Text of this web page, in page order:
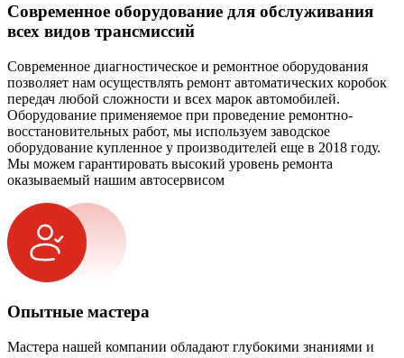
Современное оборудование для обслуживания
всех видов трансмиссий
Современное диагностическое и ремонтное оборудования
позволяет нам осуществлять ремонт автоматических коробок
передач любой сложности и всех марок автомобилей.
Оборудование применяемое при проведение ремонтно-
восстановительных работ, мы используем заводское
оборудование купленное у производителей еще в 2018 году.
Мы можем гарантировать высокий уровень ремонта
оказываемый нашим автосервисом
Опытные мастера
Мастера нашей компании обладают глубокими знаниями и